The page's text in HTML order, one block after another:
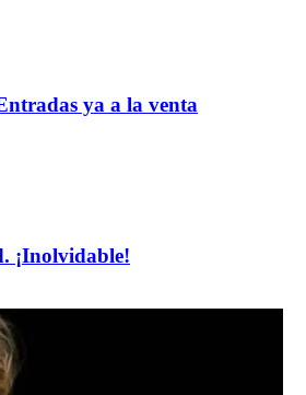
ya a la venta
¡Inolvidable!